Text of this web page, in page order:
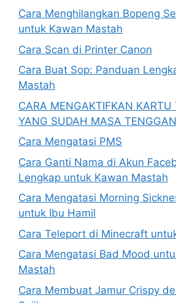
Cara Menghilangkan Bopeng
untuk Kawan Mastah
Cara Scan di Printer Canon
Cara Buat Sop: Panduan
Mastah
CARA MENGAKTIFKAN KARTU
YANG SUDAH MASA
Cara Mengatasi PMS
Cara Ganti Nama di Akun
Lengkap untuk Kawan Mastah
Cara Mengatasi Morning
untuk Ibu Hamil
Cara Teleport di Minecraft
Cara Mengatasi Bad Mood
Mastah
Cara Membuat Jamur Crispy